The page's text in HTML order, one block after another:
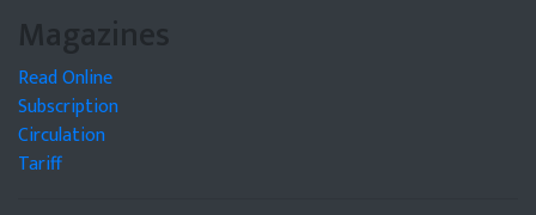
Magazines
Read Online
Subscription
Circulation
Tariff